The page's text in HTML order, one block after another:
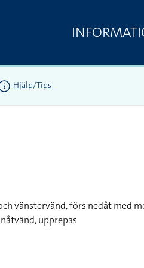
Hjälp/Tips
vänstervänd, förs nedåt med
upprepas